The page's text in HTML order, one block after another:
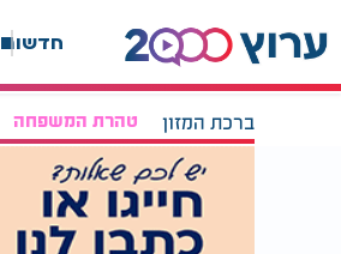
חדשות
ברכת המזון טהרת המשפחה